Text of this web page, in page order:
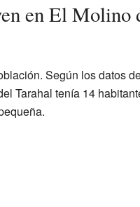
en El Molino
Según los datos
Tarahal tenía 14